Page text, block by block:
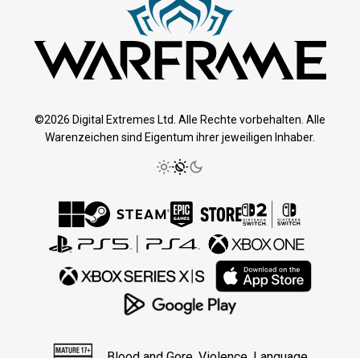
©2026 Digital Extremes Ltd. Alle Rechte vorbehalten. Alle
Warenzeichen sind Eigentum ihrer jeweiligen Inhaber.